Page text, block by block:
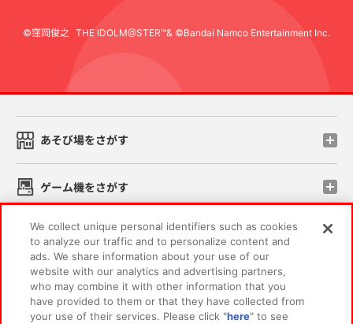
©窪岡俊之 THE IDOLM@STER™& ©Bandai Namco Entertainment Inc.
あそび場をさがす
ゲーム機をさがす
スマホ・PCであそぶ
イベント・キャンペーン
We collect unique personal identifiers such as cookies
to analyze our traffic and to personalize content and
ads. We share information about your use of our
website with our analytics and advertising partners,
who may combine it with other information that you
have provided to them or that they have collected from
your use of their services. Please click "here" to see